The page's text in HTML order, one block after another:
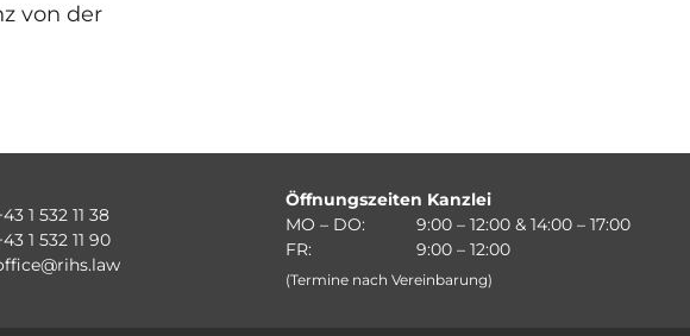
von der
1 532 11 38
1 532 11 90
Öffnungszeiten Kanzlei
MO – DO:
9:00 – 12:00 & 14:00 – 17:00
FR:
9:00 – 12:00
(Termine nach Vereinbarung)